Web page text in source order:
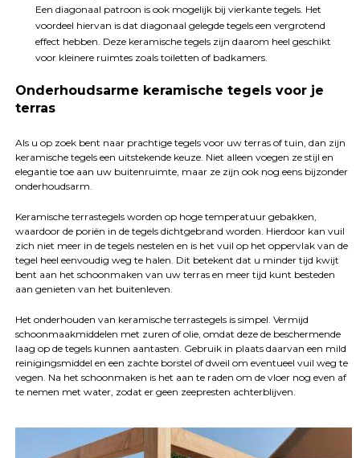
Een diagonaal patroon is ook mogelijk bij vierkante tegels. Het
voordeel hiervan is dat diagonaal gelegde tegels een vergrotend
effect hebben. Deze keramische tegels zijn daarom heel geschikt
voor kleinere ruimtes zoals toiletten of badkamers.
Onderhoudsarme keramische tegels voor je
terras
Als u op zoek bent naar prachtige tegels voor uw terras of tuin, dan zijn
keramische tegels een uitstekende keuze. Niet alleen voegen ze stijl en
elegantie toe aan uw buitenruimte, maar ze zijn ook nog eens bijzonder
onderhoudsarm.
Keramische terrastegels worden op hoge temperatuur gebakken,
waardoor de poriën in de tegels dichtgebrand worden. Hierdoor kan vuil
zich niet meer in de tegels nestelen en is het vuil op het oppervlak van de
tegel heel eenvoudig weg te halen. Dit betekent dat u minder tijd kwijt
bent aan het schoonmaken van uw terras en meer tijd kunt besteden
aan genieten van het buitenleven.
Het onderhouden van keramische terrastegels is simpel. Vermijd
schoonmaakmiddelen met zuren of olie, omdat deze de beschermende
laag op de tegels kunnen aantasten. Gebruik in plaats daarvan een mild
reinigingsmiddel en een zachte borstel of dweil om eventueel vuil weg te
vegen. Na het schoonmaken is het aan te raden om de vloer nog even af
te nemen met water, zodat er geen zeepresten achterblijven.